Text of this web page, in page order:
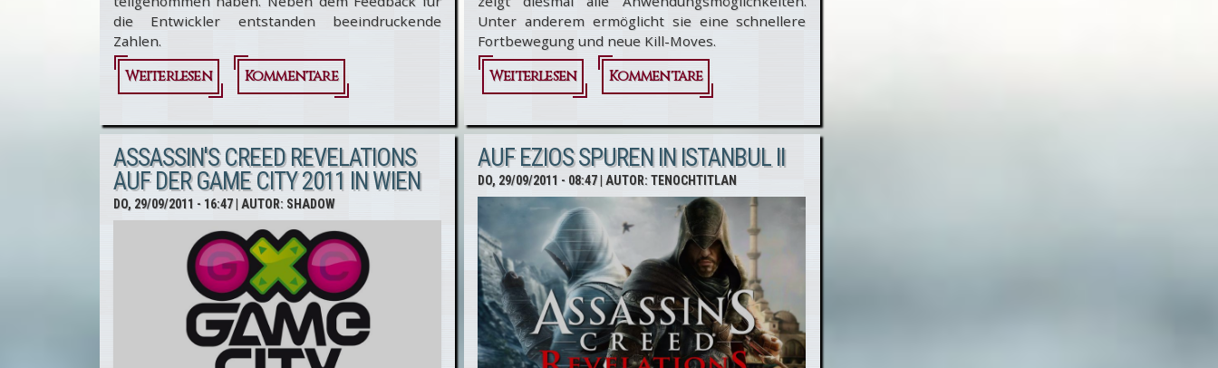
die Entwickler entstanden beeindruckende
Zahlen.
Weiterlesen
über
Creed
Revelations:
Multiplayer
Beta
Ergebnisse -
Danke!
Kommentare
Unter anderem ermöglicht sie eine schnellere
Fortbewegung und neue Kill-Moves.
Weiterlesen
über Assassin's Creed
Einsatzmöglichkeiten
der Hakenklinge
Kommentare
ASSASSIN'S CREED REVELATIONS
AUF DER GAME CITY 2011 IN WIEN
DO, 29/09/2011 - 16:47| AUTOR: SHADOW
AUF EZIOS SPUREN IN ISTANBUL II
DO, 29/09/2011 - 08:47| AUTOR:TENOCHTITLAN